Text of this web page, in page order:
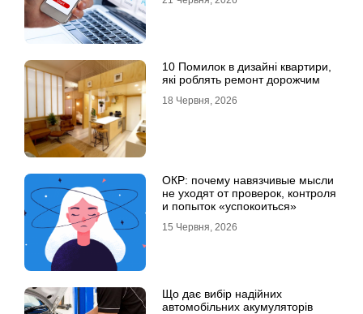
10 Помилок в дизайні квартири,
які роблять ремонт дорожчим
18 Червня, 2026
ОКР: почему навязчивые мысли
не уходят от проверок, контроля
и попыток «успокоиться»
15 Червня, 2026
Що дає вибір надійних
автомобільних акумуляторів